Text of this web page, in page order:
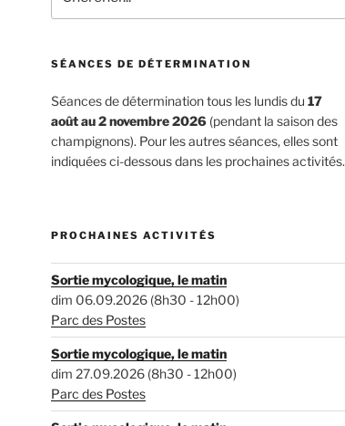
SÉANCES DE DÉTERMINATION
Séances de détermination tous les lundis du 17
août au 2 novembre 2026(pendant la saison des
champignons). Pour les autres séances, elles sont
indiquées ci-dessous dans les prochaines activités.
PROCHAINES ACTIVITÉS
Sortie mycologique, le matin
dim 06.09.2026 (8h30 - 12h00)
Parc des Postes
Sortie mycologique, le matin
dim 27.09.2026 (8h30 - 12h00)
Parc des Postes